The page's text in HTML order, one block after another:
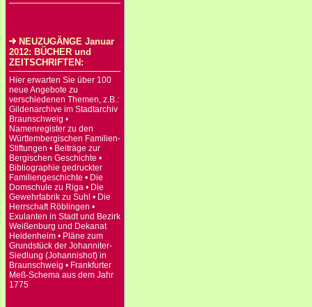
NEUZUGÄNGE Januar
2012: BÜCHER und
ZEITSCHRIFTEN:
Hier erwarten Sie über 100
neue Angebote zu
verschiedenen Themen, z.B.:
Gildenarchive im Stadtarchiv
Braunschweig •
Namenregister zu den
Württembergischen Familien-
Stiftungen • Beiträge zur
Bergischen Geschichte •
Bibliographie gedruckter
Familiengeschichte • Die
Domschule zu Riga • Die
Gewehrfabrik zu Suhl • Die
Herrschaft Röblingen •
Exulanten in Stadt und Bezirk
Weißenburg und Dekanat
Heidenheim • Pläne zum
Grundstück der Johanniter-
Siedlung (Johannishof) in
Braunschweig • Frankfurter
Meß-Schema aus dem Jahr
1775